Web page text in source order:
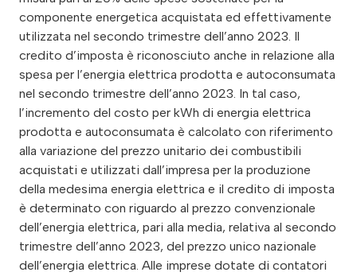
componente energetica acquistata ed effettivamente
utilizzata nel secondo trimestre dell’anno 2023. Il
credito d’imposta è riconosciuto anche in relazione alla
spesa per l’energia elettrica prodotta e autoconsumata
nel secondo trimestre dell’anno 2023. In tal caso,
l’incremento del costo per kWh di energia elettrica
prodotta e autoconsumata è calcolato con riferimento
alla variazione del prezzo unitario dei combustibili
acquistati e utilizzati dall’impresa per la produzione
della medesima energia elettrica e il credito di imposta
è determinato con riguardo al prezzo convenzionale
dell’energia elettrica, pari alla media, relativa al secondo
trimestre dell’anno 2023, del prezzo unico nazionale
dell’energia elettrica. Alle imprese dotate di contatori